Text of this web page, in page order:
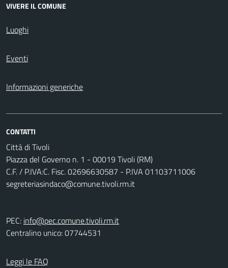
VIVERE IL COMUNE
Luoghi
Eventi
Informazioni generiche
CONTATTI
Città di Tivoli
Piazza del Governo n. 1 - 00019 Tivoli (RM)
C.F. / P.IVA:C. Fisc. 02696630587 - P.IVA 01103711006
segreteriasindaco@comune.tivoli.rm.it
PEC: info@pec.comune.tivoli.rm.it
Centralino unico: 07744531
Leggi le FAQ